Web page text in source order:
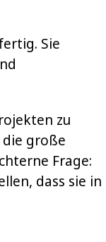
Sie
zu
große
Frage:
dass sie in